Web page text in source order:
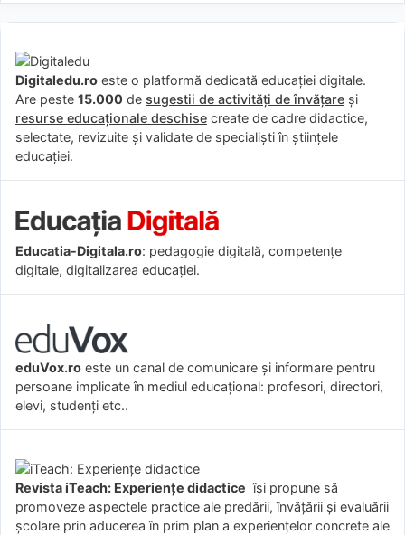
Digitaledu.ro este o platformă dedicată educației digitale.
Are peste 15.000 de sugestii de activități de învățare și
resurse educaționale deschise create de cadre didactice,
selectate, revizuite și validate de specialiști în științele
educației.
Educatia-Digitala.ro: pedagogie digitală, competențe
digitale, digitalizarea educației.
eduVox.ro este un canal de comunicare și informare pentru
persoane implicate în mediul educațional: profesori, directori,
elevi, studenți etc..
Revista iTeach: Experienţe didactice îşi propune să
promoveze aspectele practice ale predării, învăţării şi evaluării
şcolare prin aducerea în prim plan a experienţelor concrete ale